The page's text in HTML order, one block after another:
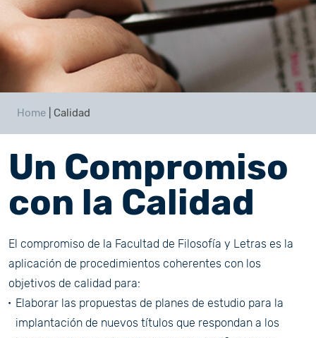
Home Calidad
Un Compromiso
con la Calidad
El compromiso de la Facultad de Filosofía y Letras es la
aplicación de procedimientos coherentes con los
objetivos de calidad para:
Elaborar las propuestas de planes de estudio para la
implantación de nuevos títulos que respondan a los